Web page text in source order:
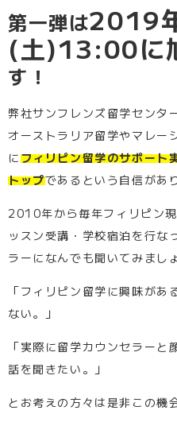
第一弾は2019
(土)13:00に
す！
弊社サンフレンズ留学センタ
オーストラリア留学やマレー
にフィリピン留学のサポート
トップであるという自信があ
2010年から毎年フィリピン
ッスン受講・学校宿泊を行な
ラーになんでも聞いてみまし
「フィリピン留学に興味が
ない。」
「実際に留学カウンセラー
話を聞きたい。」
とお考えの方々は是非この機